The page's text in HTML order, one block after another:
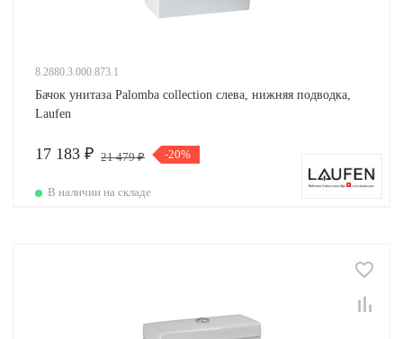
8.2880.3.000.873.1
Бачок унитаза Palomba collection слева, нижняя подводка,
Laufen
17 183 ₽ 21 479 ₽ -20%
В наличии на складе